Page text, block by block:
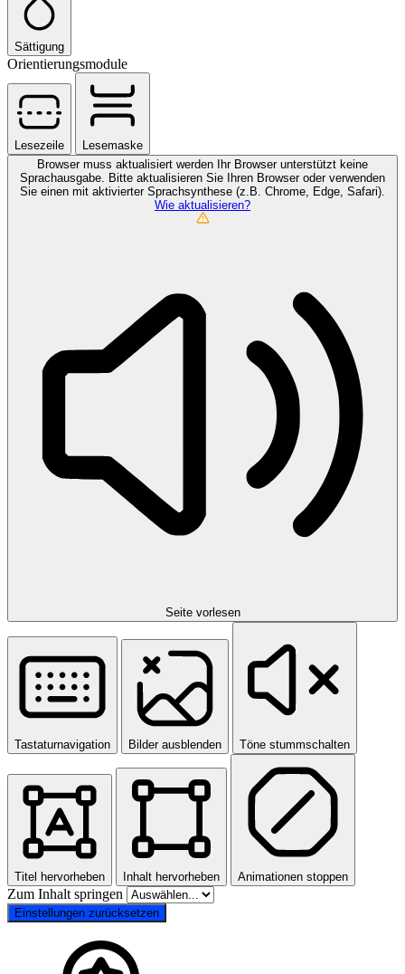
Sättigung
Orientierungsmodule
Lesezeile
Lesemaske
Browser muss aktualisiert werden
Ihr Browser unterstützt keine
Sprachausgabe. Bitte aktualisieren Sie Ihren Browser oder verwenden
Sie einen mit aktivierter Sprachsynthese (z.B. Chrome, Edge, Safari).
Wie aktualisieren?
Seite vorlesen
Tastaturnavigation Bilder ausblenden Töne stummschalten
Titel hervorheben Inhalt hervorheben Animationen stoppen
Zum Inhalt springen
Einstellungen zurücksetzen